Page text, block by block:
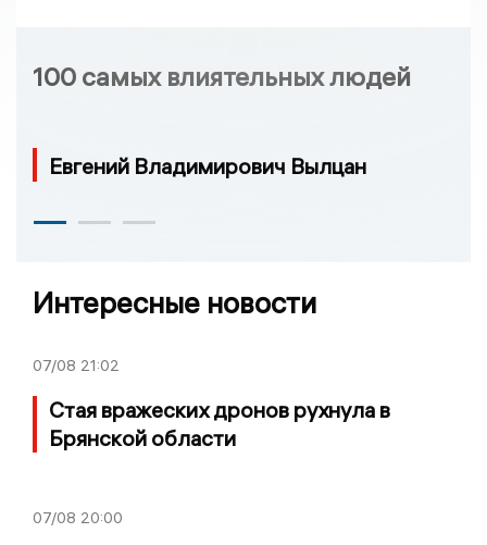
100 самых влиятельных людей
Евгений Владимирович Вылцан
Интересные новости
07/08 21:02
Стая вражеских дронов рухнула в
Брянской области
07/08 20:00